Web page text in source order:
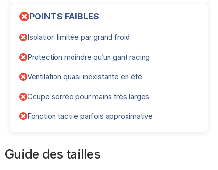
POINTS FAIBLES
Isolation limitée par grand froid
Protection moindre qu’un gant racing
Ventilation quasi inexistante en été
Coupe serrée pour mains très larges
Fonction tactile parfois approximative
Guide des tailles